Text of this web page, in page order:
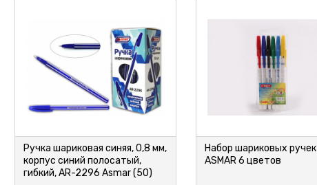
Ручка шариковая синяя, 0,8 мм,
корпус синий полосатый,
гибкий, AR-2296 Asmar (50)
Набор шариковых ручек
ASMAR 6 цветов